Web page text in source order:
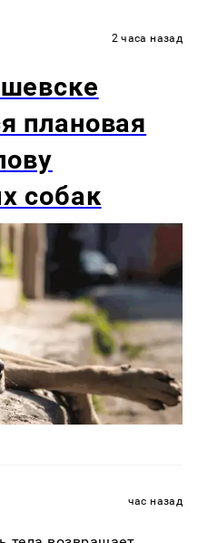
2 часа назад
плановая
собак
час назад